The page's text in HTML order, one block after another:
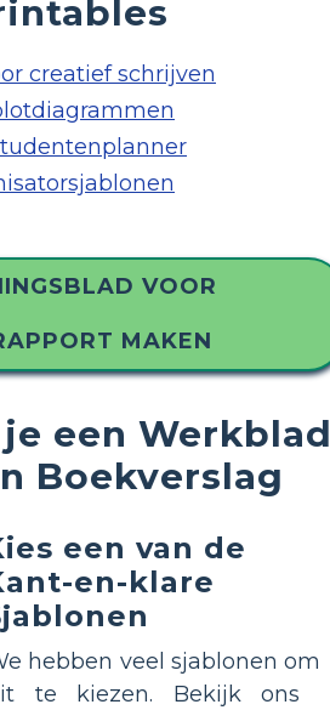
creatief schrijven
VOOR
MAKEN
je een
Boekverslag
een van de
en-klare
hebben veel sjablonen om
te kiezen. Bekijk ons